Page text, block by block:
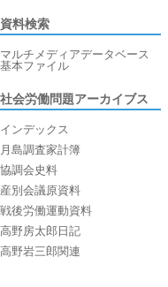
資料検索
マルチメディアデータベース
基本ファイル
社会労働問題アーカイブス
インデックス
月島調査家計簿
協調会史料
産別会議原資料
戦後労働運動資料
高野房太郎日記
高野岩三郎関連